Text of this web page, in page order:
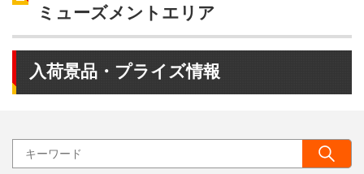
ミューズメントエリア
入荷景品・プライズ情報